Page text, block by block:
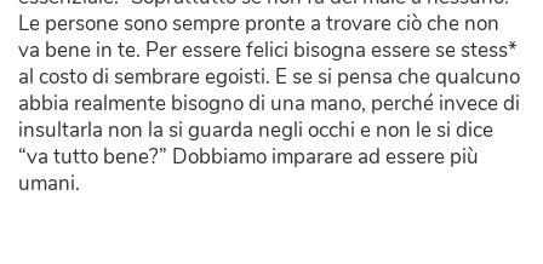
Le persone sono sempre pronte a trovare ciò che non
va bene in te. Per essere felici bisogna essere se stess*
al costo di sembrare egoisti. E se si pensa che qualcuno
abbia realmente bisogno di una mano, perché invece di
insultarla non la si guarda negli occhi e non le si dice
“va tutto bene?” Dobbiamo imparare ad essere più
umani.